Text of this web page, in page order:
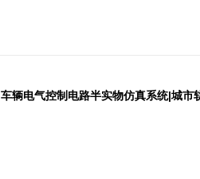
车辆电气控制电路半实物仿真系统|城市